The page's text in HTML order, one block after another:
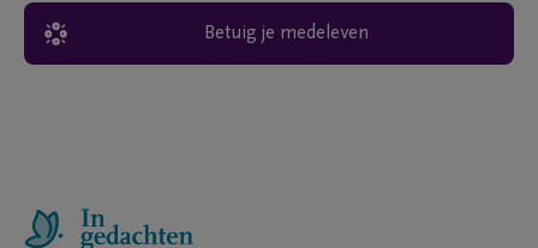
Betuig je medeleven